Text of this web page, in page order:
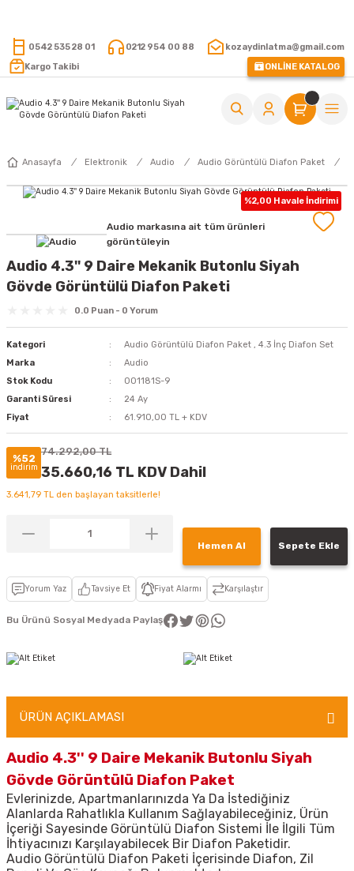
0542 535 28 01 0212 954 00 88
kozaydinlatma@gmail.com
Kargo Takibi
ONLİNE KATALOG
Anasayfa Elektronik Audio Audio Görüntülü Diafon Paket
%2,00 Havale İndirimi
Audio markasına ait tüm ürünleri
görüntüleyin
Audio 4.3'' 9 Daire Mekanik Butonlu Siyah
Gövde Görüntülü Diafon Paketi
0.0 Puan - 0 Yorum
Kategori Audio Görüntülü Diafon Paket , 4.3 İnç Diafon Set
Marka
Audio
Stok Kodu
001181S-9
Garanti Süresi
24 Ay
Fiyat
61.910,00 TL + KDV
%52
indirim
74.292,00 TL
35.660,16 TL KDV Dahil
3.641,79 TL den başlayan taksitlerle!
Hemen Al Sepete Ekle
Yorum Yaz Tavsiye Et Fiyat Alarmı Karşılaştır
Bu Ürünü Sosyal Medyada Paylaş
ÜRÜN AÇIKLAMASI
Audio 4.3'' 9 Daire Mekanik Butonlu Siyah
Gövde Görüntülü Diafon Paket
Evlerinizde, Apartmanlarınızda Ya Da İstediğiniz
Alanlarda Rahatlıkla Kullanım Sağlayabileceğiniz, Ürün
İçeriği Sayesinde Görüntülü Diafon Sistemi İle İlgili Tüm
İhtiyacınızı Karşılayabilecek Bir Diafon Paketidir.
Audio Görüntülü Diafon Paketi İçerisinde Diafon, Zil